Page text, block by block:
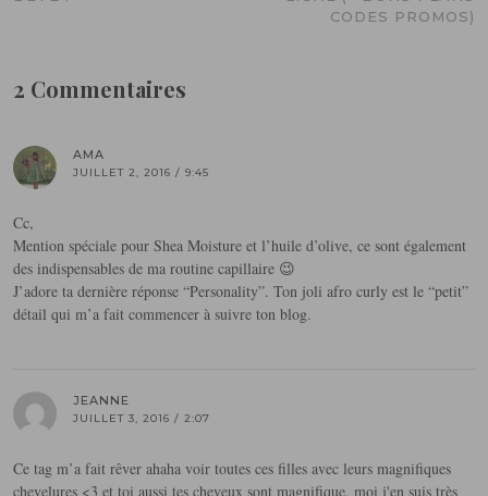
CODES PROMOS)
2 Commentaires
AMA
JUILLET 2, 2016 / 9:45
Cc,
Mention spéciale pour Shea Moisture et l’huile d’olive, ce sont également
des indispensables de ma routine capillaire 😉
J’adore ta dernière réponse “Personality”. Ton joli afro curly est le “petit”
détail qui m’a fait commencer à suivre ton blog.
JEANNE
JUILLET 3, 2016 / 2:07
Ce tag m’a fait rêver ahaha voir toutes ces filles avec leurs magnifiques
chevelures <3 et toi aussi tes cheveux sont magnifique, moi j'en suis très